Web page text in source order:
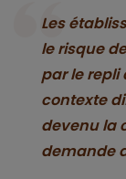
Les
le risque
par le repli
contexte
devenu la
demande